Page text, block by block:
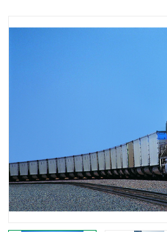
蒙古乌兰巴托双清包税